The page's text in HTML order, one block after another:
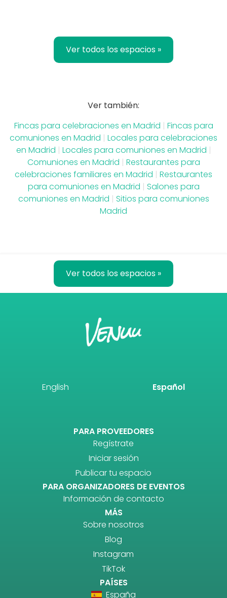
Ver todos los espacios »
Ver también:
Fincas para celebraciones en Madrid | Fincas para
comuniones en Madrid | Locales para celebraciones
en Madrid | Locales para comuniones en Madrid |
Comuniones en Madrid | Restaurantes para
celebraciones familiares en Madrid | Restaurantes
para comuniones en Madrid | Salones para
comuniones en Madrid | Sitios para comuniones
Madrid
Ver todos los espacios »
English Español
PARA PROVEEDORES
Regístrate
Iniciar sesión
Publicar tu espacio
PARA ORGANIZADORES DE EVENTOS
Información de contacto
MÁS
Sobre nosotros
Blog
Instagram
TikTok
PAÍSES
España